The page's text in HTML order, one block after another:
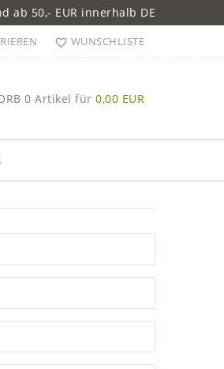
ab 50,- EUR innerhalb DE
WUNSCHLISTE
0 Artikel für 0,00 EUR